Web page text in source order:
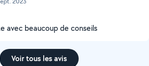
avec beaucoup de conseils
Voir tous les avis